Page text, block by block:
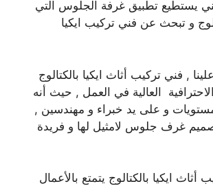
يستطيع تطبيق غرفة الجلوس التي
و تبحث عن فني تركيب ايكيا
, فني تركيب أثاث ايكيا بالكتالوج
العالية في العمل , حيث أنه
و على يد خبراء و مهندسين ,
غرف جلوس لامثيل لها و فريدة
ايكيا بالكتالوج يتمتع بالأعمال